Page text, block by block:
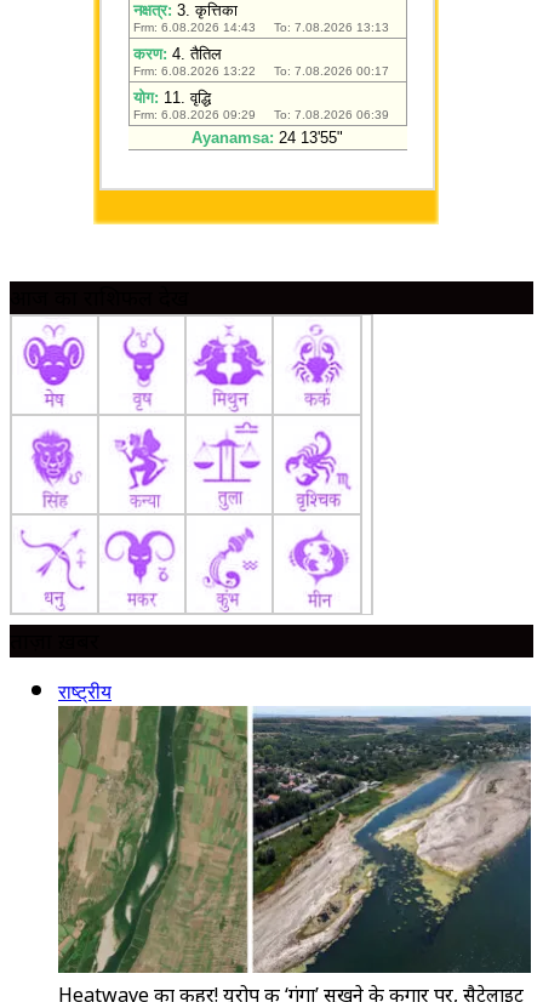
राष्ट्रीय
Heatwave का कहर! यूरोप की ‘गंगा’ सूखने के कगार पर, सैटेलाइट